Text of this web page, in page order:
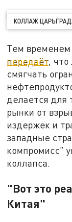
КОЛЛАЖ
Тем
передаёт ,
смягчать
делается для
рынки от
издержек и
западные
компромисс"
коллапса.
"Вот это
Китая"